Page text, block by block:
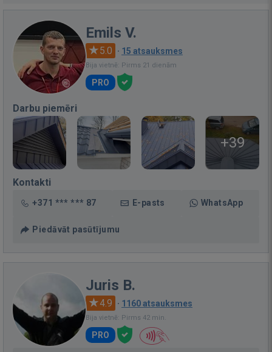
Emils V.
5.0 · 15 atsauksmes
Bija vietnē: Pirms 21 dienām
PRO
Darbu piemēri
+39
Kontakti
+371 *** *** 87 E-pasts WhatsApp
Piedāvāt pasūtījumu
Juris B.
4.9 · 1160 atsauksmes
Bija vietnē: Pirms 42 min.
PRO